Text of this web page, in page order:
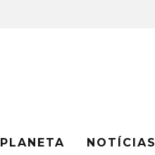
PLANETA NOTÍCIAS